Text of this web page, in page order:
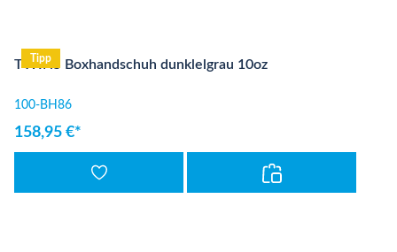
Tipp
TWINS Boxhandschuh dunklelgrau 10oz
100-BH86
158,95 €*